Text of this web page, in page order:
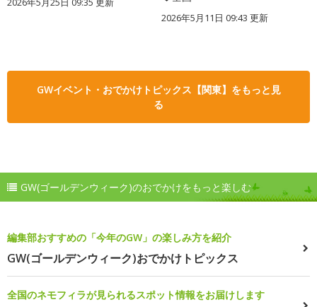
2026年5月11日 09:43 更新
GWイベント・おでかけトピックス【関東】をもっと見
る
GW(ゴールデンウィーク)のおでかけをもっと楽しむ
編集部おすすめの「今年のGW」の楽しみ方を紹介
GW(ゴールデンウィーク)おでかけトピックス
全国のネモフィラが見られるスポット情報をお届けします